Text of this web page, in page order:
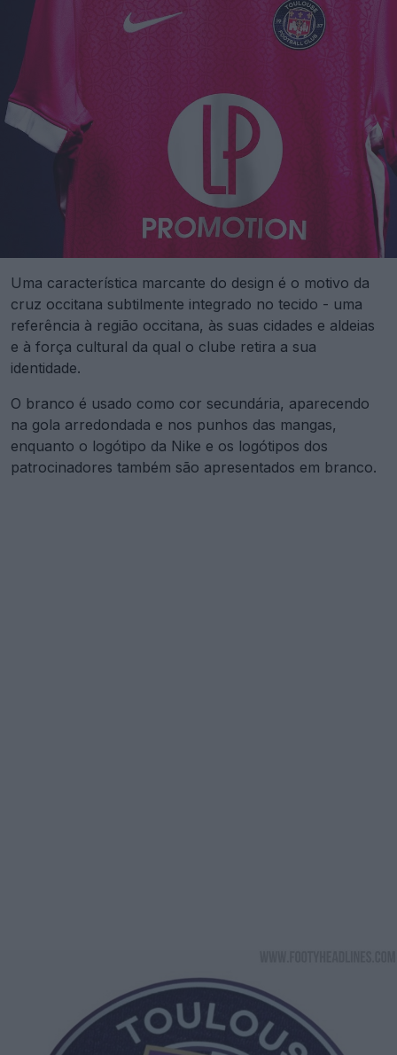
Uma característica marcante do design é o motivo da
cruz occitana subtilmente integrado no tecido - uma
referência à região occitana, às suas cidades e aldeias
e à força cultural da qual o clube retira a sua
identidade.
O branco é usado como cor secundária, aparecendo
na gola arredondada e nos punhos das mangas,
enquanto o logótipo da Nike e os logótipos dos
patrocinadores também são apresentados em branco.